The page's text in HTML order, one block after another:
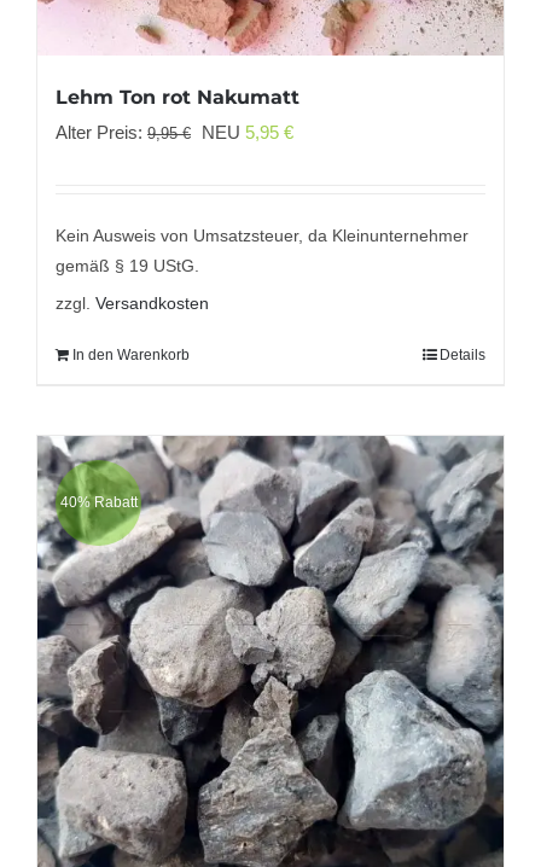
Lehm Ton rot Nakumatt
Alter Preis: 9,95€
Ursprünglicher
9,95 €
NEU 5,95 €Aktueller
5,95 €.
Kein Ausweis von Umsatzsteuer, da Kleinunternehmer
gemäß § 19 UStG.
zzgl. Versandkosten
In den Warenkorb Details
40% Rabatt